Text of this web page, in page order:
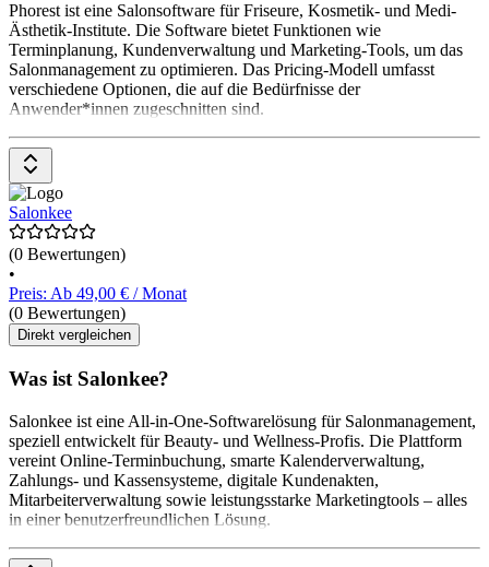
Phorest ist eine Salonsoftware für Friseure, Kosmetik- und Medi-
Ästhetik-Institute. Die Software bietet Funktionen wie
Terminplanung, Kundenverwaltung und Marketing-Tools, um das
Salonmanagement zu optimieren. Das Pricing-Modell umfasst
verschiedene Optionen, die auf die Bedürfnisse der
Anwender*innen zugeschnitten sind.
Salonkee
(0 Bewertungen)
•
Preis: Ab 49,00 € / Monat
(0 Bewertungen)
Direkt vergleichen
Was ist Salonkee?
Salonkee ist eine All-in-One-Softwarelösung für Salonmanagement,
speziell entwickelt für Beauty- und Wellness-Profis. Die Plattform
vereint Online-Terminbuchung, smarte Kalenderverwaltung,
Zahlungs- und Kassensysteme, digitale Kundenakten,
Mitarbeiterverwaltung sowie leistungsstarke Marketingtools – alles
in einer benutzerfreundlichen Lösung.